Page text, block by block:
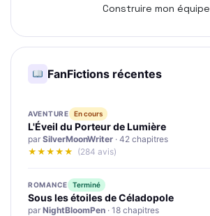
Construire mon équipe
FanFictions récentes
AVENTURE En cours
L'Éveil du Porteur de Lumière
par SilverMoonWriter · 42 chapitres
★★★★★ (284 avis)
ROMANCE Terminé
Sous les étoiles de Céladopole
par NightBloomPen · 18 chapitres